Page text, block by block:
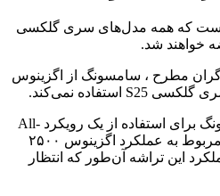
است که همه مدل‌های سری گلکسی
مطرح ، سامسونگ از اگزینوس
به نظر می‌رسد تصمیم سامسونگ برای استفاده از یک رویکرد All-
Snapdragon به دلیل مشکلات مربوط به عملکرد اگزینوس ۲۵۰۰
این تراشه آن‌طور که انتظار